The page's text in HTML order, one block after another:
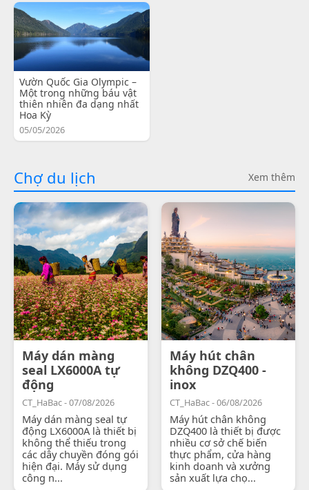
Vườn Quốc Gia Olympic –
Một trong những báu vật
thiên nhiên đa dạng nhất
Hoa Kỳ
05/05/2026
Chợ du lịch Xem thêm
Máy dán màng
seal LX6000A tự
động
CT_HaBac - 07/08/2026
Máy dán màng seal tự
động LX6000A là thiết bị
không thể thiếu trong
các dây chuyền đóng gói
hiện đại. Máy sử dụng
công n...
Máy hút chân
không DZQ400 -
inox
CT_HaBac - 06/08/2026
Máy hút chân không
DZQ400 là thiết bị được
nhiều cơ sở chế biến
thực phẩm, cửa hàng
kinh doanh và xưởng
sản xuất lựa chọ...